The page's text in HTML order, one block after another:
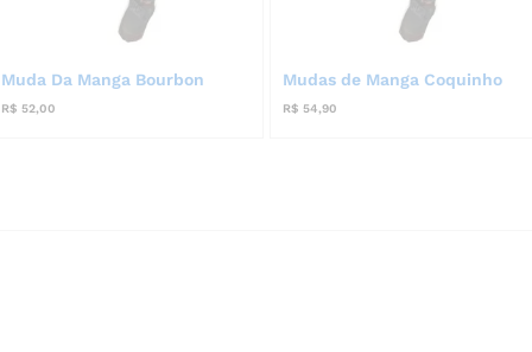
Muda Da Manga Bourbon
R$ 52,00
Mudas de Manga Coquinho
R$ 54,90